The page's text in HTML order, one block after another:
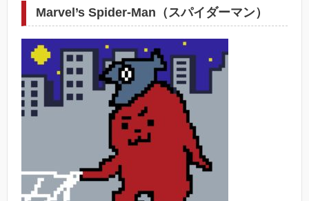
Marvel’s Spider-Man（スパイダーマン）